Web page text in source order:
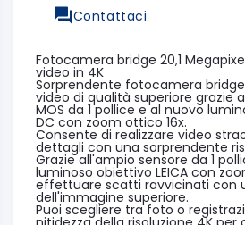
Contattaci
Fotocamera bridge 20,1
video in 4K
Sorprendente fotocamera
video di qualità superiore grazie
MOS da 1 pollice e al nuovo
DC con zoom ottico 16x.
Consente di realizzare video
dettagli con una sorprendente
Grazie all'ampio sensore da 1
luminoso obiettivo LEICA con
effettuare scatti ravvicinati con
dell'immagine superiore.
Puoi scegliere tra foto o